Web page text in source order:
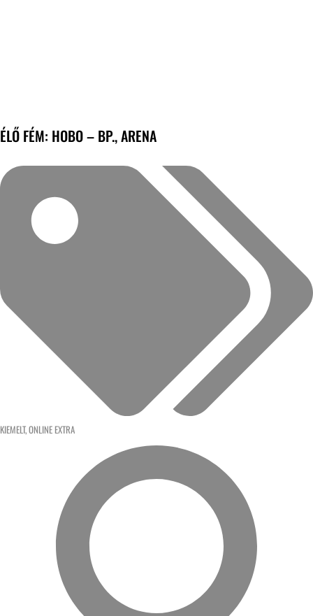
ÉLŐ FÉM: HOBO – BP., ARENA
KIEMELT,ONLINE EXTRA